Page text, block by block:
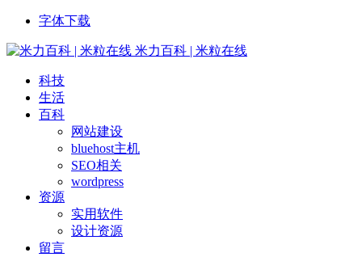
字体下载
米力百科 | 米粒在线
科技
生活
百科
网站建设
bluehost主机
SEO相关
wordpress
资源
实用软件
设计资源
留言